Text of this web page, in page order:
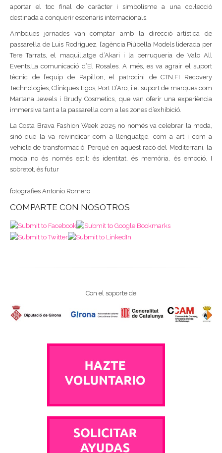
aportar el toc final de caràcter i simbolisme a una col·lecció
destinada a conquerir escenaris internacionals.
Ambdues jornades van comptar amb la direcció artística de
passarel·la de Luis Rodríguez, l’agència Piùbella Models liderada per
Tere Tarrats, el maquillatge d’Akari i la perruqueria de Valo All
Events.La comunicació d’El Rosales. A més, es va agrair el suport
tècnic de l’equip de Papillon, el patrocini de CTN.FI Recovery
Technologies, Clíniques Egos, Port D’Aro, i el suport de marques com
Martana Jewels i Brudy Cosmetics, que van oferir una experiència
immersiva tant a la passarel·la com a les zones d’exhibició.
La Costa Brava Fashion Week 2025 no només va celebrar la moda,
sinó que la va reivindicar com a llenguatge, com a art i com a
vehicle de transformació. Perquè en aquest racó del Mediterrani, la
moda no és només estil: és identitat, és memòria, és emoció. I
sobretot, és futur
fotografies Antonio Romero
COMPARTE CON NOSOTROS
Con el soporte de